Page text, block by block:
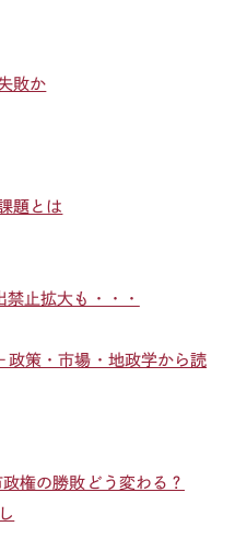
敗か
題とは
止拡大も・・・
策・市場・地政学から読
権の勝敗どう変わる？